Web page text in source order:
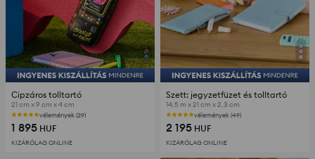
Cipzáros tolltartó
21 cm x 9 cm x 4 cm
vélemények (29)
1 895 HUF
KIZÁRÓLAG ONLINE
Szett: jegyzetfüzet és tolltartó
14,5 m x 21 cm x 2,3 cm
vélemények (49)
2 195 HUF
KIZÁRÓLAG ONLINE